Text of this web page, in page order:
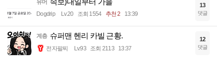
유머 속보)내일부터 가을
Dogdrip Lv.20 조회 1554 추천 2 13:39
13
댓글
계층 슈퍼맨 헨리 카빌 근황.
전자팔찌 Lv.93 조회 2113 13:37
12
댓글